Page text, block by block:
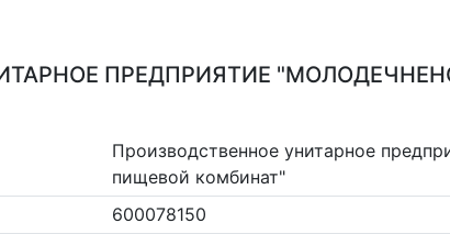
ПРЕДПРИЯТИЕ
Производственное унитарное
пищевой комбинат"
600078150